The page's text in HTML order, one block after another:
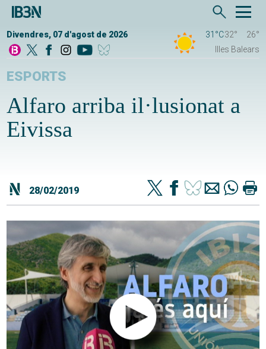
Divendres, 07 d'agost de 2026 31°C32°
26°
Illes Balears
ESPORTS
Alfaro arriba il·lusionat a
Eivissa
28/02/2019